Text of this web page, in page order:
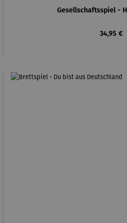
Gesellschaftsspiel -
34,95 €